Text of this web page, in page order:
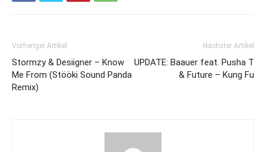
Vorheriger Artikel
Stormzy & Desiigner – Know
Me From (Stööki Sound Panda
Remix)
Nächster Artikel
UPDATE: Baauer feat. Pusha T
& Future – Kung Fu